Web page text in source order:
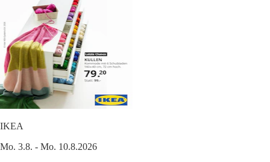
IKEA
Mo. 3.8. - Mo. 10.8.2026